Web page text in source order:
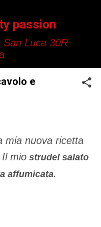
passion
San Luca 30R
e
mia nuova ricetta
miostrudel salato
affumicata.